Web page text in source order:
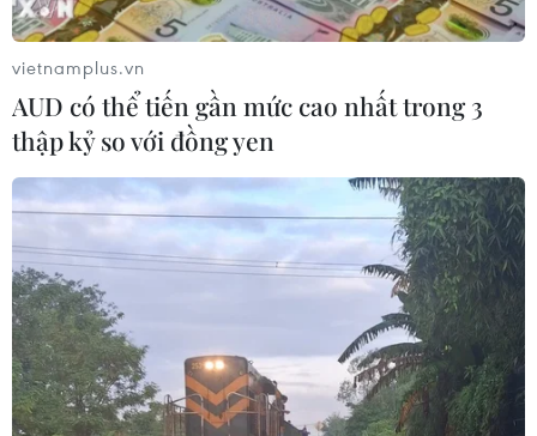
Premier League: Chelsea lên ngôi đầu,
vietnamplus.vn
AUD có thể tiến gần mức cao nhất trong 3
thập kỷ so với đồng yen